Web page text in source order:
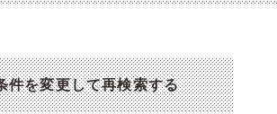
件を変更して再検索する